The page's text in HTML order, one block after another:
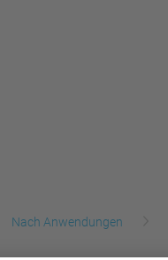
Nach Anwendungen